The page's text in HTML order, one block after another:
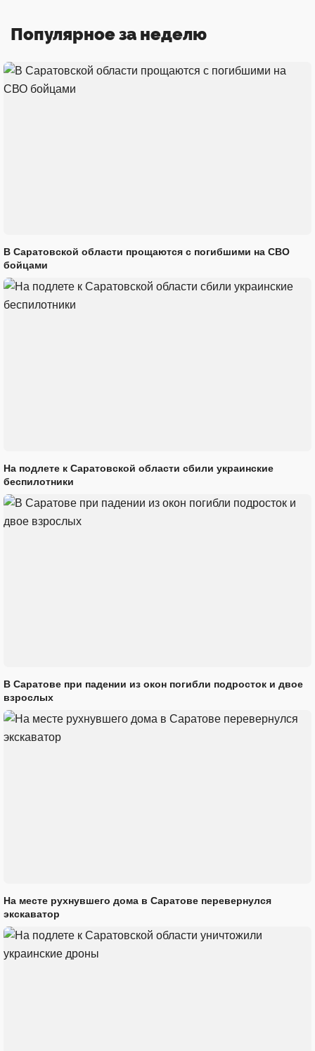
Популярное за неделю
В Саратовской области прощаются с погибшими на СВО
бойцами
На подлете к Саратовской области сбили украинские
беспилотники
В Саратове при падении из окон погибли подросток и двое
взрослых
На месте рухнувшего дома в Саратове перевернулся
экскаватор